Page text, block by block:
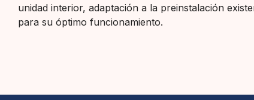
unidad interior, adaptación a la preinstalación
para su óptimo funcionamiento.